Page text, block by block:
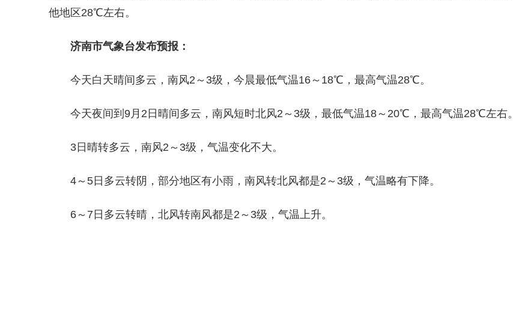
他地区28℃左右。
济南市气象台发布预报：
今天白天晴间多云，南风2～3级，今晨最低气温16～18℃，最高气温28℃。
今天夜间到9月2日晴间多云，南风短时北风2～3级，最低气温18～20℃，最高气温28℃左右。
3日晴转多云，南风2～3级，气温变化不大。
4～5日多云转阴，部分地区有小雨，南风转北风都是2～3级，气温略有下降。
6～7日多云转晴，北风转南风都是2～3级，气温上升。